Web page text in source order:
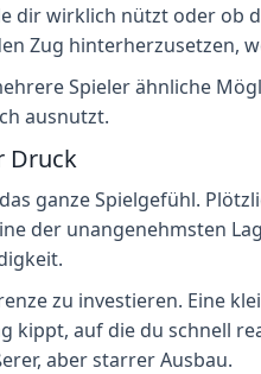
dir wirklich nützt oder ob
Zug hinterherzusetzen,
Spieler ähnliche
ausnutzt.
Druck
ganze Spielgefühl.
der unangenehmsten
zu investieren. Eine
kippt, auf die du schnell
aber starrer Ausbau.